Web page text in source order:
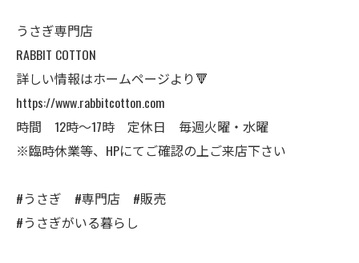
うさぎ専門店
RABBIT COTTON
詳しい情報はホームページより🔻
https://www.rabbitcotton.com
時間 12時〜17時 定休日 毎週火曜・水曜
※臨時休業等、HPにてご確認の上ご来店下さい
#うさぎ #専門店 #販売
#うさぎがいる暮らし